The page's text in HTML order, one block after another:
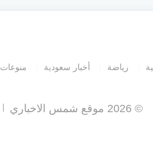
رياضة أخبار سعودية منوعات
© 2026 موقع شمس الاخباري